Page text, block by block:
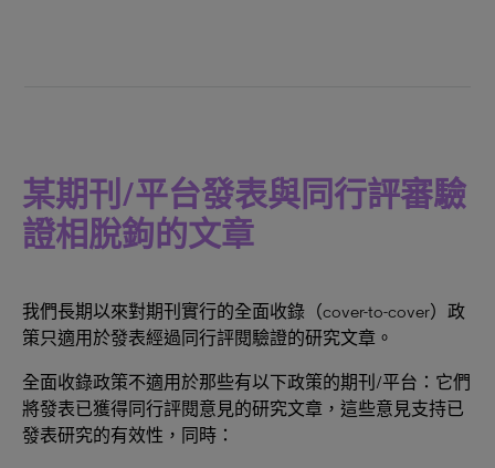
某期刊/平台發表與同行評審驗
證相脫鉤的文章
我們長期以來對期刊實行的全面收錄（cover-to-cover）政
策只適用於發表經過同行評閱驗證的研究文章。
全面收錄政策不適用於那些有以下政策的期刊/平台：它們
將發表已獲得同行評閱意見的研究文章，這些意見支持已
發表研究的有效性，同時：